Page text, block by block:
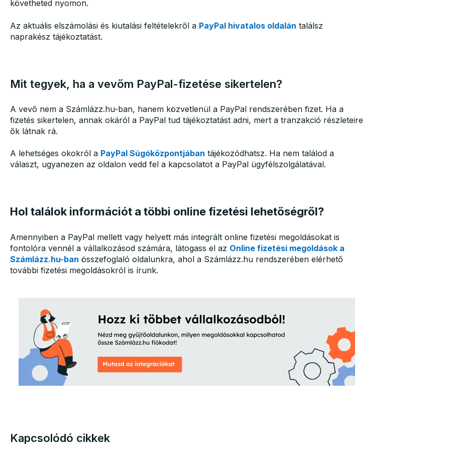
követheted nyomon.
Az aktuális elszámolási és kiutalási feltételekről a PayPal hivatalos oldalán találsz
naprakész tájékoztatást.
Mit tegyek, ha a vevőm PayPal-fizetése sikertelen?
A vevő nem a Számlázz.hu-ban, hanem közvetlenül a PayPal rendszerében fizet. Ha a
fizetés sikertelen, annak okáról a PayPal tud tájékoztatást adni, mert a tranzakció részleteire
ők látnak rá.
A lehetséges okokról a PayPal Súgóközpontjában tájékozódhatsz. Ha nem találod a
választ, ugyanezen az oldalon vedd fel a kapcsolatot a PayPal ügyfélszolgálatával.
Hol találok információt a többi online fizetési lehetőségről?
Amennyiben a PayPal mellett vagy helyett más integrált online fizetési megoldásokat is
fontolóra vennél a vállalkozásod számára, látogass el az Online fizetési megoldások a
Számlázz.hu-ban összefoglaló oldalunkra, ahol a Számlázz.hu rendszerében elérhető
további fizetési megoldásokról is írunk.
Kapcsolódó cikkek